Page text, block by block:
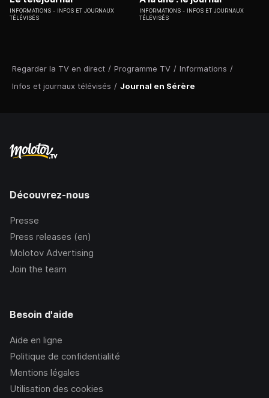
Regarder la TV en direct / Programme TV / Informations /
Infos et journaux télévisés / Journal en Sérère
INFORMATIONS
INFOS ET JOURNAUX
TÉLÉVISÉS
INFORMATIONS
INFOS ET JOURNAUX
TÉLÉVISÉS
Découvrez-nous
Presse
Press releases (en)
Molotov Advertising
Join the team
Besoin d'aide
Aide en ligne
Politique de confidentialité
Mentions légales
Utilisation des cookies